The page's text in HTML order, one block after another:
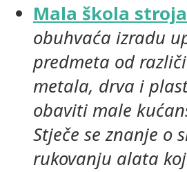
Mala škola
obuhvaća izradu
predmeta od
metala, drva i
obaviti male
Stječe se znanje o
rukovanju alata